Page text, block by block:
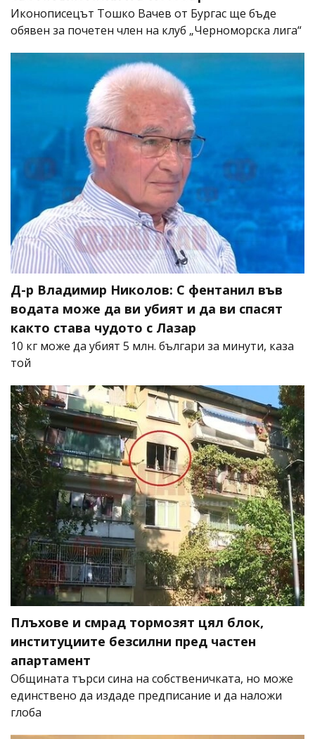
Иконописецът Тошко Вачев от Бургас ще бъде
обявен за почетен член на клуб „Черноморска лига“
Д-р Владимир Николов: С фентанил във
водата може да ви убият и да ви спасят
както става чудото с Лазар
10 кг може да убият 5 млн. българи за минути, каза
той
Плъхове и смрад тормозят цял блок,
институциите безсилни пред частен
апартамент
Общината търси сина на собственичката, но може
единствено да издаде предписание и да наложи
глоба